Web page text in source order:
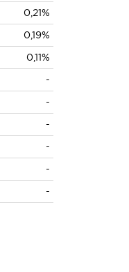
0,21%
0,19%
0,11%
-
-
-
-
-
-